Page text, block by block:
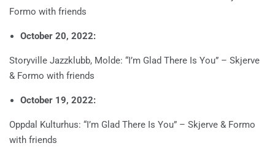
Formo with friends
October 20, 2022:
Storyville Jazzklubb, Molde: “I’m Glad There Is You” – Skjerve
& Formo with friends
October 19, 2022:
Oppdal Kulturhus: “I’m Glad There Is You” – Skjerve & Formo
with friends